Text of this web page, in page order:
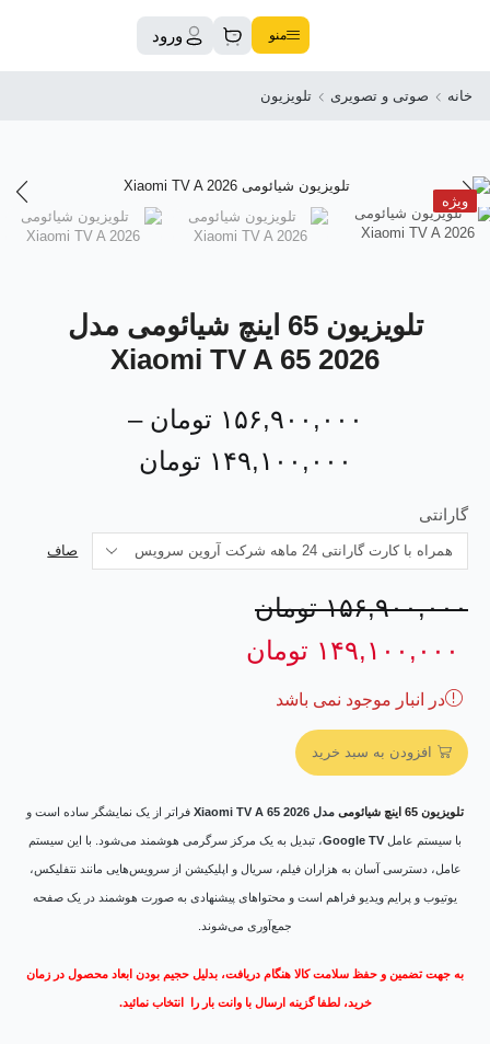
منو ورود
خانه صوتی و تصویری تلویزیون
ویژه
تلویزیون 65 اینچ شیائومی مدل
Xiaomi TV A 65 2026
۱۵۶,۹۰۰,۰۰۰ تومان –
۱۴۹,۱۰۰,۰۰۰ تومان
گارانتی
صاف
۱۵۶,۹۰۰,۰۰۰ تومان
۱۴۹,۱۰۰,۰۰۰ تومان
در انبار موجود نمی باشد
افزودن به سبد خرید
تلویزیون 65 اینچ شیائومی مدل فراتر از یک نمایشگر ساده است و
با سیستم عامل Google TV، تبدیل به یک مرکز سرگرمی هوشمند می‌شود. با این سیستم
عامل، دسترسی آسان به هزاران فیلم، سریال و اپلیکیشن از سرویس‌هایی مانند نتفلیکس،
یوتیوب و پرایم ویدیو فراهم است و محتواهای پیشنهادی به صورت هوشمند در یک صفحه
جمع‌آوری می‌شوند.
به جهت تضمین و حفظ سلامت کالا هنگام دریافت، بدلیل حجیم بودن ابعاد محصول در زمان
خرید، لطفا گزینه ارسال با وانت بار را انتخاب نمائید.